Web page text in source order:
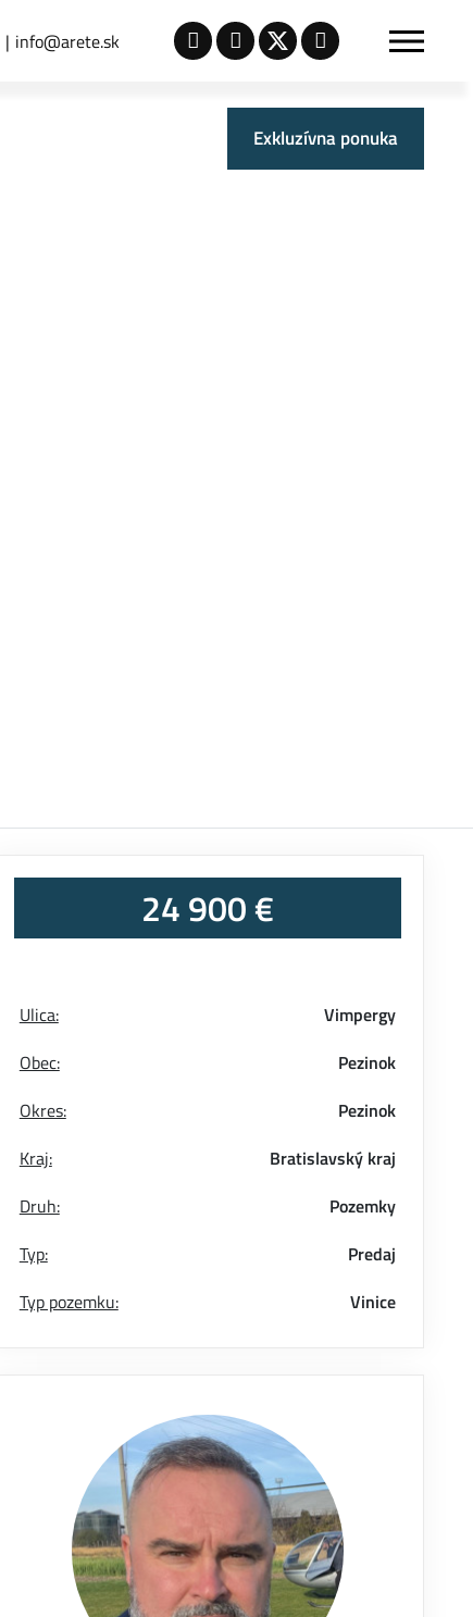
info@arete.sk
Exkluzívna ponuka
24 900 €
Ulica:
Vimpergy
Obec:
Pezinok
Okres:
Pezinok
Kraj:
Bratislavský kraj
Druh:
Pozemky
Typ:
Predaj
Typ pozemku:
Vinice